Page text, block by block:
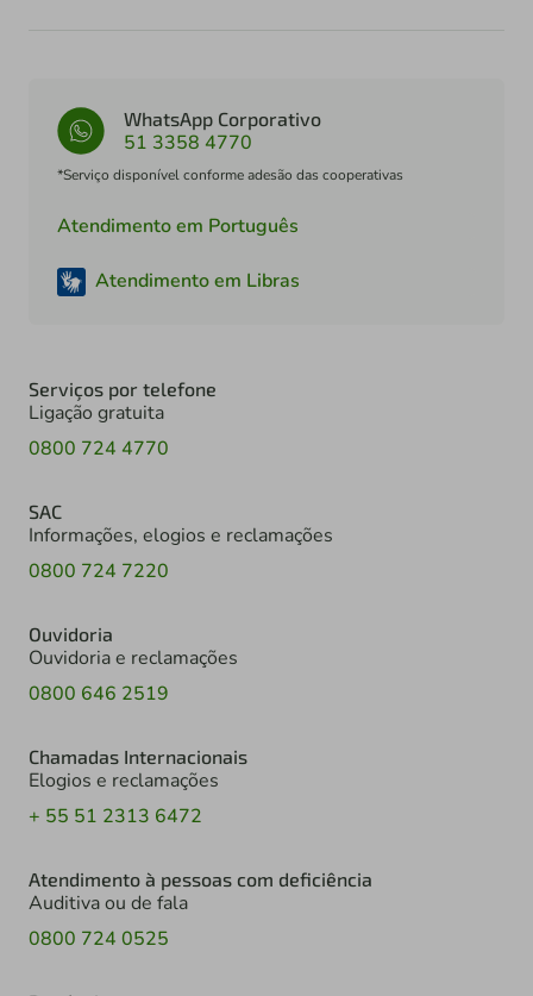
WhatsApp Corporativo
51 3358 4770
*Serviço disponível conforme adesão das cooperativas
Atendimento em Português
Atendimento em Libras
Serviços por telefone
Ligação gratuita
0800 724 4770
SAC
Informações, elogios e reclamações
0800 724 7220
Ouvidoria
Ouvidoria e reclamações
0800 646 2519
Chamadas Internacionais
Elogios e reclamações
+ 55 51 2313 6472
Atendimento à pessoas com deficiência
Auditiva ou de fala
0800 724 0525